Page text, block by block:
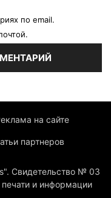
по email.
на сайте
партнеров
Свидетельство № 03
и информации